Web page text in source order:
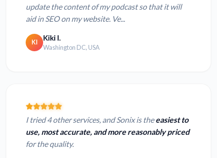
update the content of my podcast so that it will
aid in SEO on my website. Ve...
KI Kiki I.
Washington DC, USA
I tried 4 other services, and Sonix is theeasiest to
use, most accurate, and more reasonably priced
for the quality.